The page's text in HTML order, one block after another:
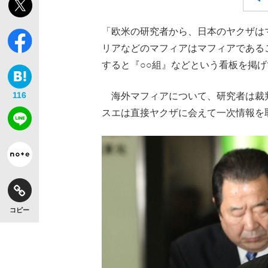
116
コピー
「欧米の研究者から、日本のヤクザ
リアなどのマフィアはマフィアであ
すると『○○組』などという看板を掲
海外マフィアについて、研究者は裁
スエは直接ヤクザに会えて一次情報